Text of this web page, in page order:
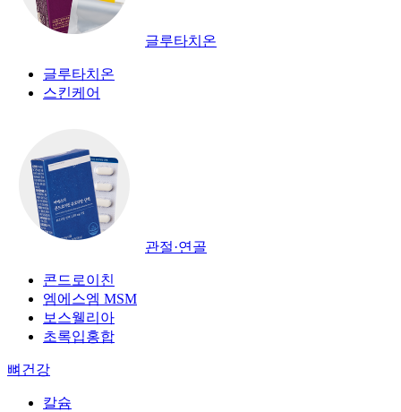
글루타치온
글루타치온
스킨케어
관절·연골
콘드로이친
엠에스엠 MSM
보스웰리아
초록입홍합
뼈건강
칼슘